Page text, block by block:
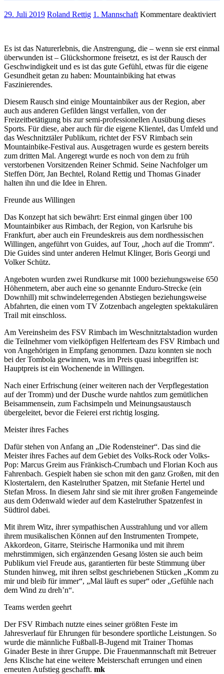
29. Juli 2019 Roland Rettig 1. Mannschaft Kommentare deaktiviertfür
Es ist das Naturerlebnis, die Anstrengung, die – wenn sie erst einmal
überwunden ist – Glückshormone freisetzt, es ist der Rausch der
Geschwindigkeit und es ist das gute Gefühl, etwas für die eigene
Gesundheit getan zu haben: Mountainbiking hat etwas
Faszinierendes.
Diesem Rausch sind einige Mountainbiker aus der Region, aber
auch aus anderen Gefilden längst verfallen, von der
Freizeitbetätigung bis zur semi-professionellen Ausübung dieses
Sports. Für diese, aber auch für die eigene Klientel, das Umfeld und
das Weschnitztäler Publikum, richtet der FSV Rimbach sein
Mountainbike-Festival aus. Ausgetragen wurde es gestern bereits
zum dritten Mal. Angeregt wurde es noch von dem zu früh
verstorbenen Vorsitzenden Reiner Schmid. Seine Nachfolger um
Steffen Dörr, Jan Bechtel, Roland Rettig und Thomas Ginader
halten ihn und die Idee in Ehren.
Freunde aus Willingen
Das Konzept hat sich bewährt: Erst einmal gingen über 100
Mountainbiker aus Rimbach, der Region, von Karlsruhe bis
Frankfurt, aber auch ein Freundeskreis aus dem nordhessischen
Willingen, angeführt von Guides, auf Tour, „hoch auf die Tromm“.
Die Guides sind unter anderen Helmut Klinger, Boris Georgi und
Volker Schütz.
Angeboten wurden zwei Rundkurse mit 1000 beziehungsweise 650
Höhenmetern, aber auch eine so genannte Enduro-Strecke (ein
Downhill) mit schwindelerregenden Abstiegen beziehungsweise
Abfahrten, die einen vom TV Zotzenbach angelegten spektakulären
Trail mit einschloss.
Am Vereinsheim des FSV Rimbach im Weschnitztalstadion wurden
die Teilnehmer vom vielköpfigen Helferteam des FSV Rimbach und
von Angehörigen in Empfang genommen. Dazu konnten sie noch
bei der Tombola gewinnen, was im Preis quasi inbegriffen ist:
Hauptpreis ist ein Wochenende in Willingen.
Nach einer Erfrischung (einer weiteren nach der Verpflegestation
auf der Tromm) und der Dusche wurde nahtlos zum gemütlichen
Beisammensein, zum Fachsimpeln und Meinungsaustausch
übergeleitet, bevor die Feierei erst richtig losging.
Meister ihres Faches
Dafür stehen von Anfang an „Die Rodensteiner“. Das sind die
Meister ihres Faches auf dem Gebiet des Volks-Rock oder Volks-
Pop: Marcus Greim aus Fränkisch-Crumbach und Florian Koch aus
Fahrenbach. Gespielt haben sie schon mit den ganz Großen, mit den
Klostertalern, den Kastelruther Spatzen, mit Stefanie Hertel und
Stefan Mross. In diesem Jahr sind sie mit ihrer großen Fangemeinde
aus dem Odenwald wieder auf dem Kastelruther Spatzenfest in
Südtirol dabei.
Mit ihrem Witz, ihrer sympathischen Ausstrahlung und vor allem
ihrem musikalischen Können auf den Instrumenten Trompete,
Akkordeon, Gitarre, Steirische Harmonika und mit ihrem
mehrstimmigen, sich ergänzenden Gesang lösten sie auch beim
Publikum viel Freude aus, garantierten für beste Stimmung über
Stunden hinweg, mit ihren selbst geschriebenen Stücken „Komm zu
mir und bleib für immer“, „Mal läuft es super“ oder „Gefühle nach
dem Wind zu dreh’n“.
Teams werden geehrt
Der FSV Rimbach nutzte eines seiner größten Feste im
Jahresverlauf für Ehrungen für besondere sportliche Leistungen. So
wurde die männliche Fußball-B-Jugend mit Trainer Thomas
Ginader Beste in ihrer Gruppe. Die Frauenmannschaft mit Betreuer
Jens Klische hat eine weitere Meisterschaft errungen und einen
erneuten Aufstieg geschafft. mk